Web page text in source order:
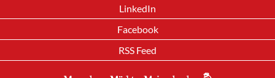
LinkedIn
Facebook
RSS Feed